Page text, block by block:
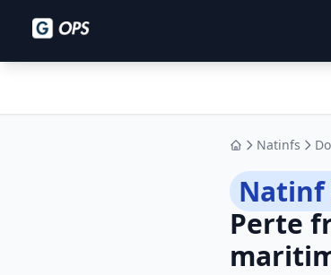
AccueilNatinfs
Natinf
Perte